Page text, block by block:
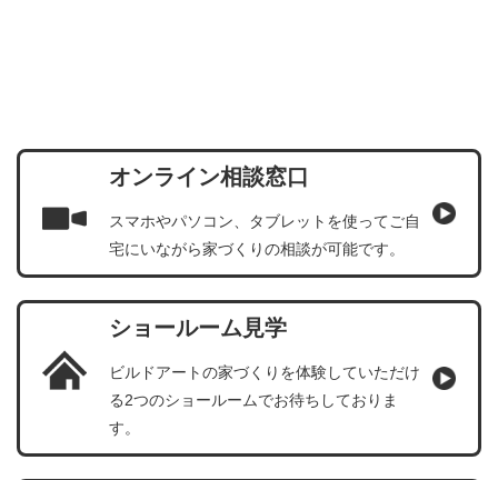
オンライン相談窓口
スマホやパソコン、タブレットを使ってご自
宅にいながら家づくりの相談が可能です。
ショールーム見学
ビルドアートの家づくりを体験していただけ
る2つのショールームでお待ちしておりま
す。